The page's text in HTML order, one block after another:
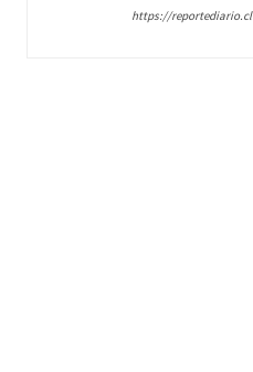
https://reportediario.cl